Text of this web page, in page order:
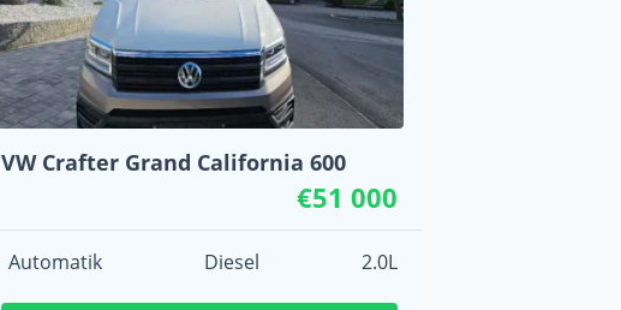
VW Crafter Grand California 600
€51 000
Automatik Diesel 2.0L